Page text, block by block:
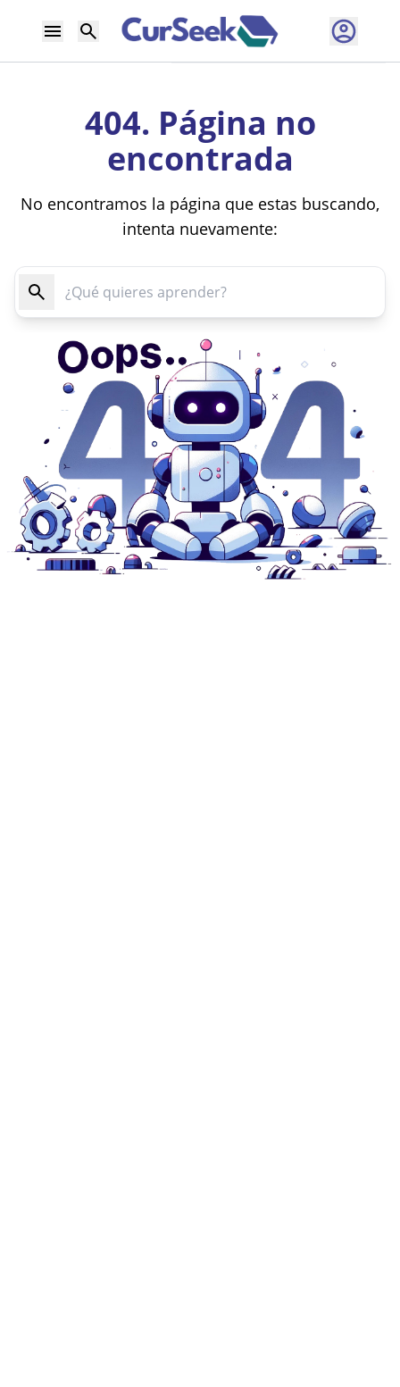
404. Página no
encontrada
No encontramos la página que estas buscando,
intenta nuevamente: